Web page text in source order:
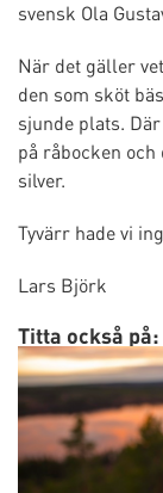
svensk Ola
När det gäller
den som sköt
sjunde plats.
på råbocken
silver.
Tyvärr hade vi
Lars Björk
Titta också på: